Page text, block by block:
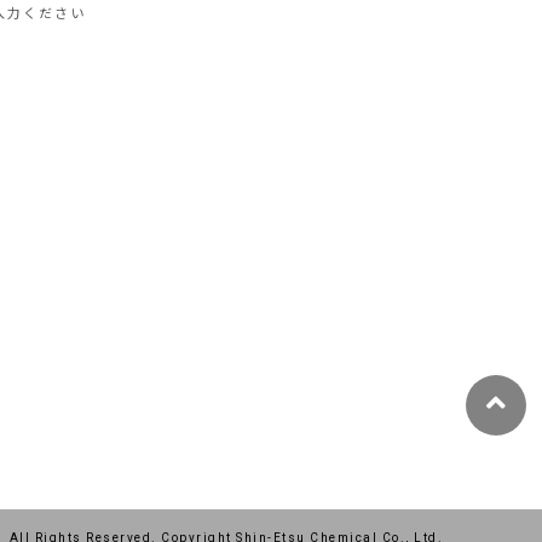
力ください
All Rights Reserved. Copyright Shin-Etsu Chemical Co., Ltd.